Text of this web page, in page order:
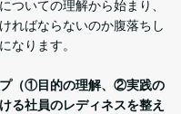
ついての理解から始まり、
ればならないのか腹落ちし
なります。
（①目的の理解、②実践の
る社員のレディネスを整え